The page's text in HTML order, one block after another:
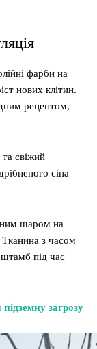
фарби на
нових клітин.
рецептом,
свіжий
сіна
шаром на
з часом
під час
загрозу